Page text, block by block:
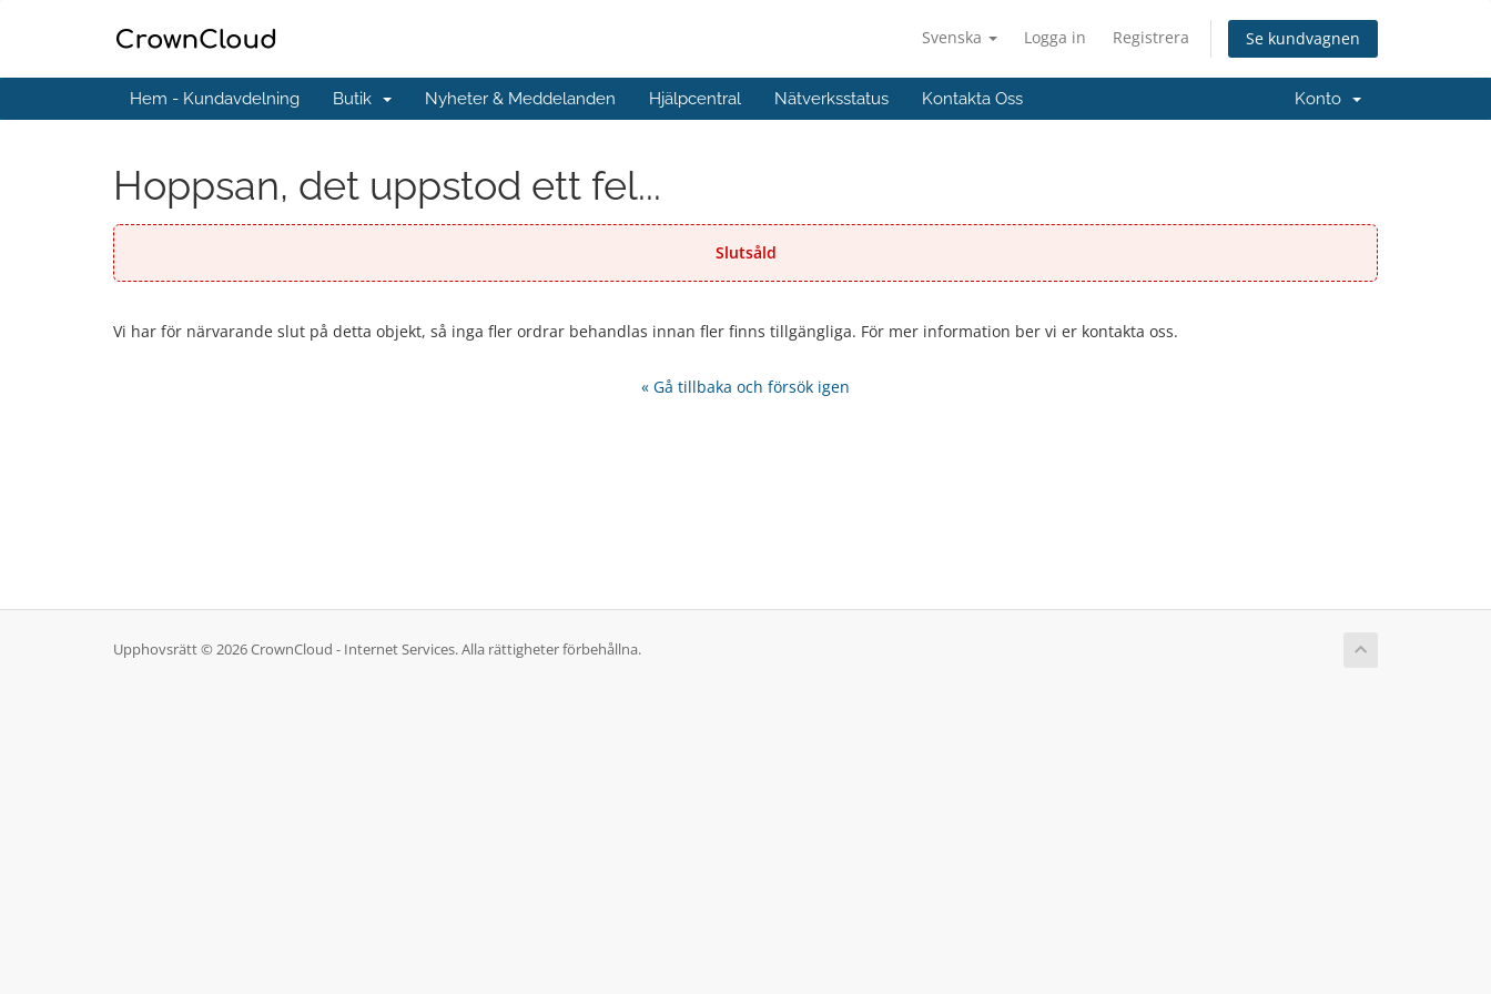
Svenska Logga in Registrera Se kundvagnen
Hem - Kundavdelning Butik Nyheter & Meddelanden Hjälpcentral Nätverksstatus Kontakta Oss Konto
Hoppsan, det uppstod ett fel...
Slutsåld
Vi har för närvarande slut på detta objekt, så inga fler ordrar behandlas innan fler finns tillgängliga. För mer information ber vi er kontakta oss.
« Gå tillbaka och försök igen
Upphovsrätt © 2026 CrownCloud - Internet Services. Alla rättigheter förbehållna.